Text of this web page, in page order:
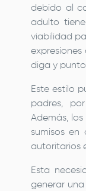
debido al
adulto
viabilidad
expresiones
diga y
Este estilo
padres,
Además,
sumisos en
autoritarios
Esta
generar